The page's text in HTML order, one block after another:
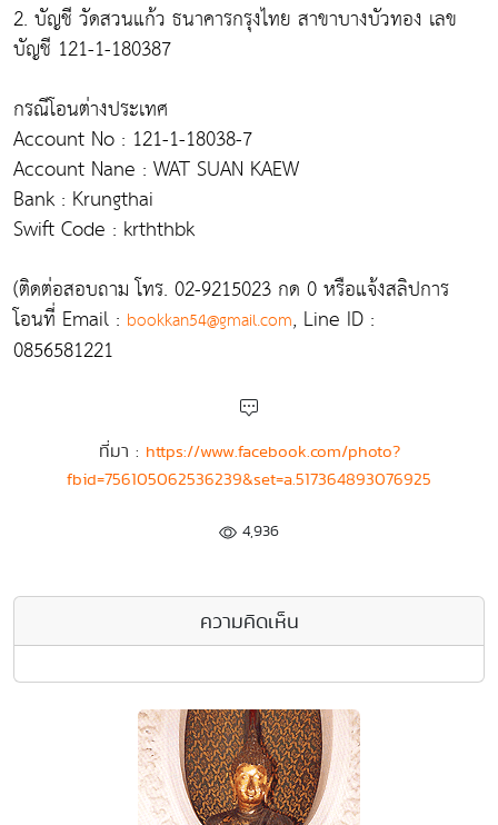
2. บัญชี วัดสวนแก้ว ธนาคารกรุงไทย สาขาบางบัวทอง เลข
บัญชี 121-1-180387
กรณีโอนต่างประเทศ
Account No : 121-1-18038-7
Account Nane : WAT SUAN KAEW
Bank : Krungthai
Swift Code : krththbk
(ติดต่อสอบถาม โทร. 02-9215023 กด 0 หรือแจ้งสลิปการ
โอนที่ Email : bookkan54@gmail.com, Line ID :
0856581221
ที่มา : https://www.facebook.com/photo?
fbid=756105062536239&set=a.517364893076925
4,936
ความคิดเห็น